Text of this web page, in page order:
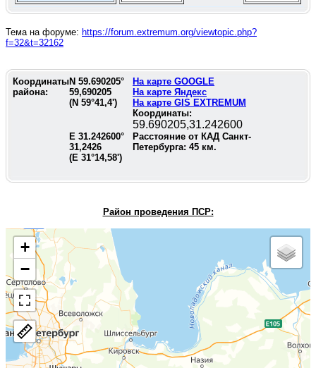
Тема на форуме: https://forum.extremum.org/viewtopic.php?
f=32&t=32162
Координаты
района:
N 59.690205°
59,690205
(N 59°41,4')
На карте GOOGLE
На карте Яндекс
На карте GIS EXTREMUM
Координаты:
59.690205,31.242600
E 31.242600°
31,2426
(E 31°14,58')
Расстояние от КАД Санкт-
Петербурга: 45 км.
Район проведения ПСР:
+
−